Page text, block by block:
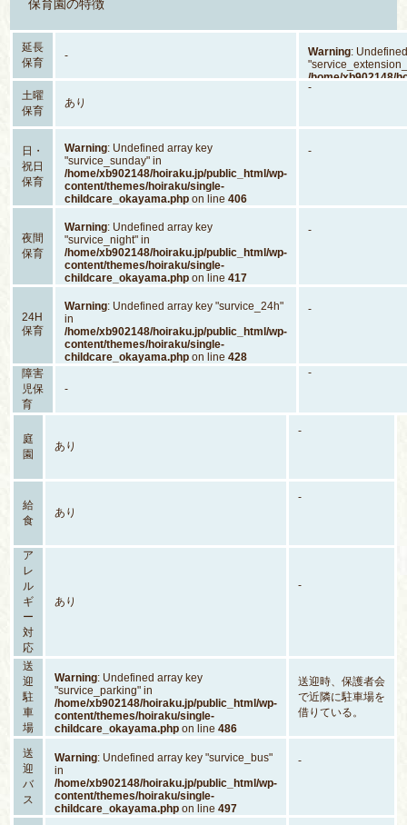
保育園の特徴
延長
保育
- Warning:
/home/xb902148/
content/themes/
土曜
保育
あり
-
日・
祝日
保育
Warning: Undefined array key
"survice_sunday" in
/home/xb902148/hoiraku.jp/public_html/wp-
content/themes/hoiraku/single-
childcare_okayama.php on line406
-
夜間
保育
Warning: Undefined array key
"survice_night" in
/home/xb902148/hoiraku.jp/public_html/wp-
content/themes/hoiraku/single-
childcare_okayama.php on line417
-
24H
保育
Warning: Undefined array key "survice_24h"
in
/home/xb902148/hoiraku.jp/public_html/wp-
content/themes/hoiraku/single-
childcare_okayama.php on line428
-
障害
児保
育
-
-
庭
園
あり
-
給
食
あり
-
ア
レ
ル
ギ
ー
対
応
あり
-
送
迎
駐
車
場
Warning: Undefined array key
"survice_parking" in
/home/xb902148/hoiraku.jp/public_html/wp-
content/themes/hoiraku/single-
childcare_okayama.phpon line 486
送迎時、保護者会
で近隣に駐車場を
借りている。
送
迎
バ
ス
Warning: Undefined array key "survice_bus"
in
/home/xb902148/hoiraku.jp/public_html/wp-
content/themes/hoiraku/single-
childcare_okayama.phpon line 497
-